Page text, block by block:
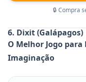
🔒 Compra
6. Dixit (Galápagos)
O Melhor Jogo
Imaginação